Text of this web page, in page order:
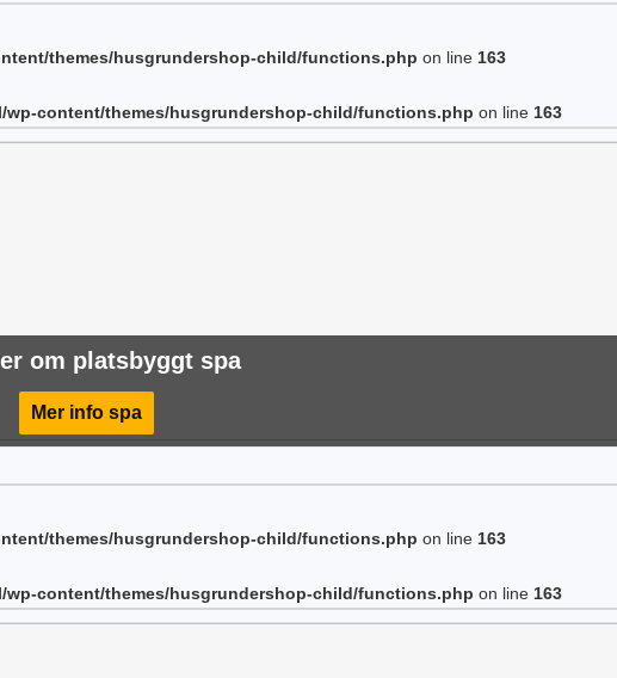
themes/husgrundershop-child/functions.php on line 163
content/themes/husgrundershop-child/functions.php on line 163
om platsbyggt spa
Mer info spa
themes/husgrundershop-child/functions.php on line 163
content/themes/husgrundershop-child/functions.php on line 163